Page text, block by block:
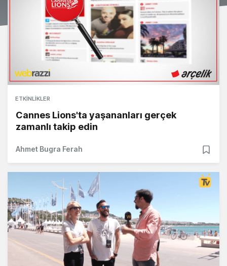
ETKINLIKLER
Cannes Lions'ta yaşananları gerçek
zamanlı takip edin
Ahmet Bugra Ferah